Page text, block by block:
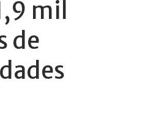
mil
de